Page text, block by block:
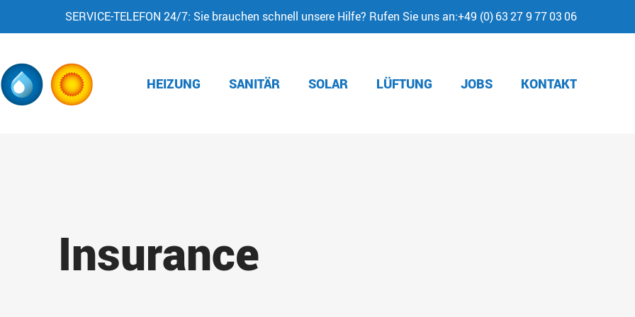
SERVICE-TELEFON 24/7: Sie brauchen schnell unsere Hilfe? Rufen Sie uns an:+49 (0) 63 27 9 77 03 06
HEIZUNG SANITÄR SOLAR LÜFTUNG JOBS KONTAKT
Insurance